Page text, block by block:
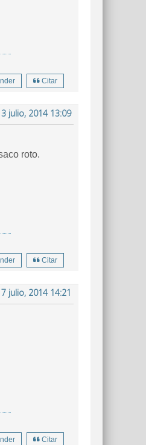
Citar
3 julio, 2014 13:09
roto.
Citar
7 julio, 2014 14:21
Citar